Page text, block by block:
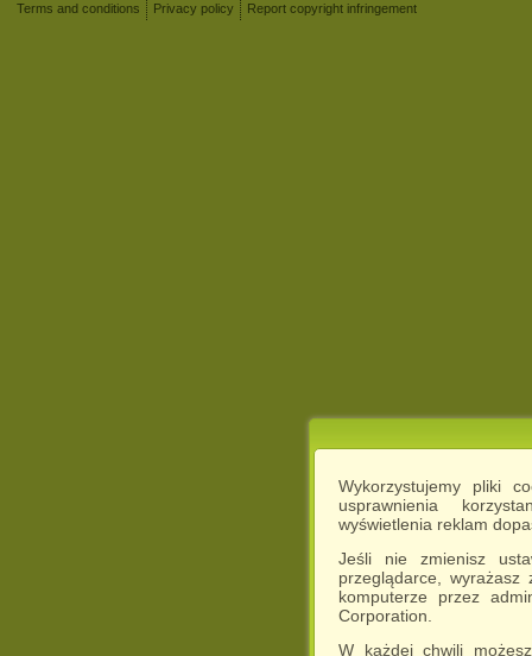
Wykorzystujemy pliki
usprawnienia
wyświetlenia reklam
Jeśli nie zmienisz
przeglądarce,
komputerze przez
Corporation.
W każdej chwili
Terms and conditions
Privacy policy Report copyright infringement